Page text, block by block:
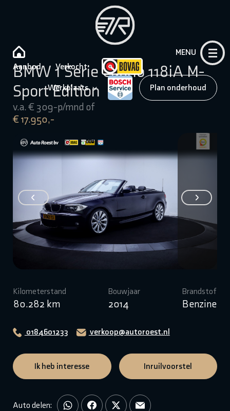
Aanbod Verkocht
Werkplaats Plan onderhoud
MENU
BMW 1 Serie Cabrio 118iA M-
Sport Edition
v.a. € 309-p/mnd of
€ 17.950,-
Kilometerstand
80.282 km
Bouwjaar
2014
Brandstof
Benzine
0184601233 verkoop@autoroest.nl
Ik heb interesse Inruilvoorstel
Auto delen: